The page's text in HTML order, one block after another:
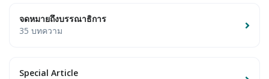
จดหมายถึงบรรณาธิการ
35 บทความ
Special Article